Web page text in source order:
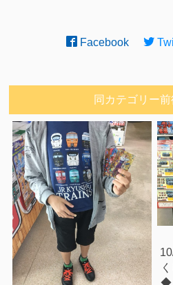
Facebook
同カテゴリー
◆